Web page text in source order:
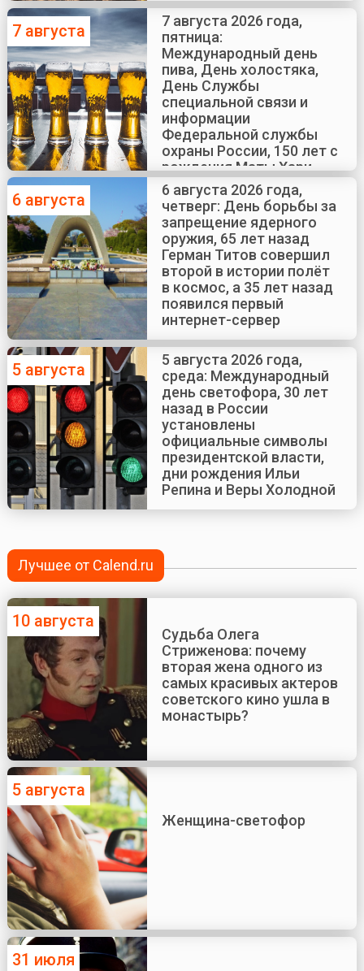
7 августа
7 августа 2026 года,
пятница:
Международный день
пива, День холостяка,
День Службы
специальной связи и
информации
Федеральной службы
охраны России, 150 лет с
рождения Маты Хари
6 августа
6 августа 2026 года,
четверг: День борьбы за
запрещение ядерного
оружия, 65 лет назад
Герман Титов совершил
второй в истории полёт
в космос, а 35 лет назад
появился первый
интернет-сервер
5 августа
5 августа 2026 года,
среда: Международный
день светофора, 30 лет
назад в России
установлены
официальные символы
президентской власти,
дни рождения Ильи
Репина и Веры Холодной
Лучшее от Calend.ru
10 августа
Судьба Олега
Стриженова: почему
вторая жена одного из
самых красивых актеров
советского кино ушла в
монастырь?
5 августа
Женщина-светофор
31 июля